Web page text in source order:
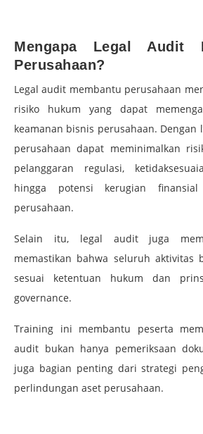
Mengapa Legal Audit
Perusahaan?
Legal audit membantu perusahaan
risiko hukum yang dapat
keamanan bisnis perusahaan. Dengan
perusahaan dapat meminimalkan
pelanggaran regulasi,
hingga potensi kerugian
perusahaan.
Selain itu, legal audit juga
memastikan bahwa seluruh aktivitas
sesuai ketentuan hukum dan
governance.
Training ini membantu peserta
audit bukan hanya pemeriksaan
juga bagian penting dari strategi
perlindungan aset perusahaan.